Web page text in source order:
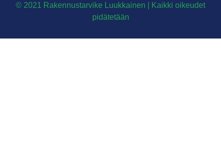
© 2021 Rakennustarvike Luukkainen | Kaikki oikeudet
pidätetään